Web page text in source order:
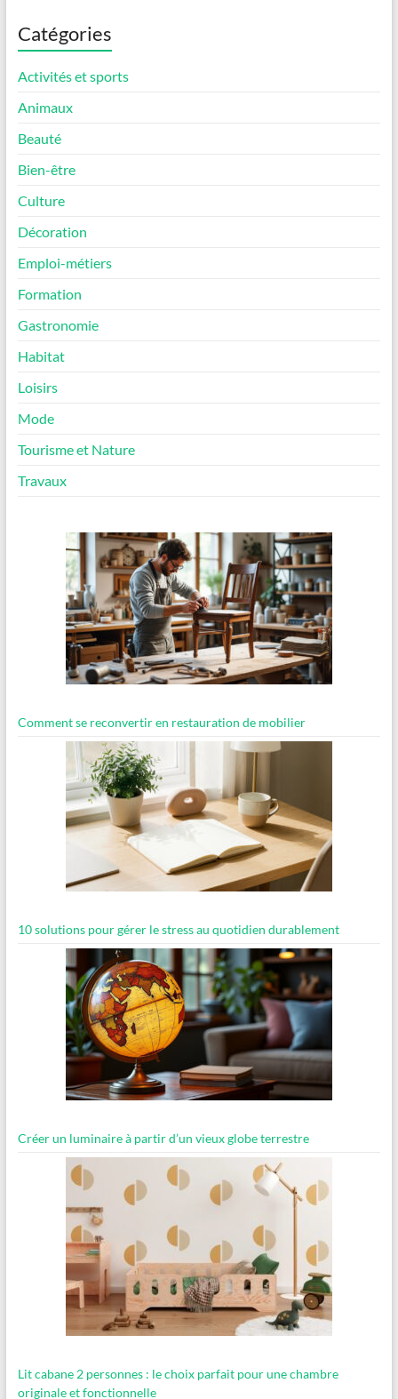
Catégories
Activités et sports
Animaux
Beauté
Bien-être
Culture
Décoration
Emploi-métiers
Formation
Gastronomie
Habitat
Loisirs
Mode
Tourisme et Nature
Travaux
Comment se reconvertir en restauration de mobilier
10 solutions pour gérer le stress au quotidien durablement
Créer un luminaire à partir d’un vieux globe terrestre
Lit cabane 2 personnes : le choix parfait pour une chambre
originale et fonctionnelle